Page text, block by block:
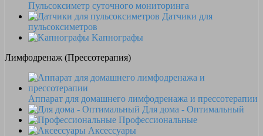
Пульсоксиметр суточного мониторинга
Датчики для
пульсоксиметров
Kапнографы
Лимфодренаж (Прессотерапия)
Аппарат для домашнего лимфодренажа и прессотерапии
Для дома - Оптимальный
Профессиональные
Аксессуары